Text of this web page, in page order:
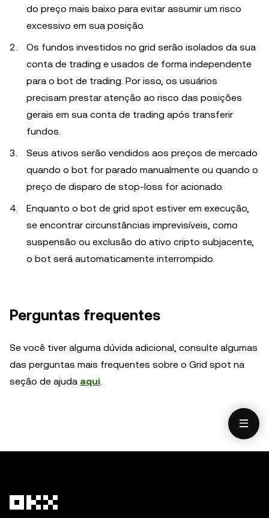
do preço mais baixo para evitar assumir um risco
excessivo em sua posição.
Os fundos investidos no grid serão isolados da sua
conta de trading e usados de forma independente
para o bot de trading. Por isso, os usuários
precisam prestar atenção ao risco das posições
gerais em sua conta de trading após transferir
fundos.
Seus ativos serão vendidos aos preços de mercado
quando o bot for parado manualmente ou quando o
preço de disparo de stop-loss for acionado.
Enquanto o bot de grid spot estiver em execução,
se encontrar circunstâncias imprevisíveis, como
suspensão ou exclusão do ativo cripto subjacente,
o bot será automaticamente interrompido.
Perguntas frequentes
Se você tiver alguma dúvida adicional, consulte algumas
das perguntas mais frequentes sobre o Grid spot na
seção de ajuda aqui.